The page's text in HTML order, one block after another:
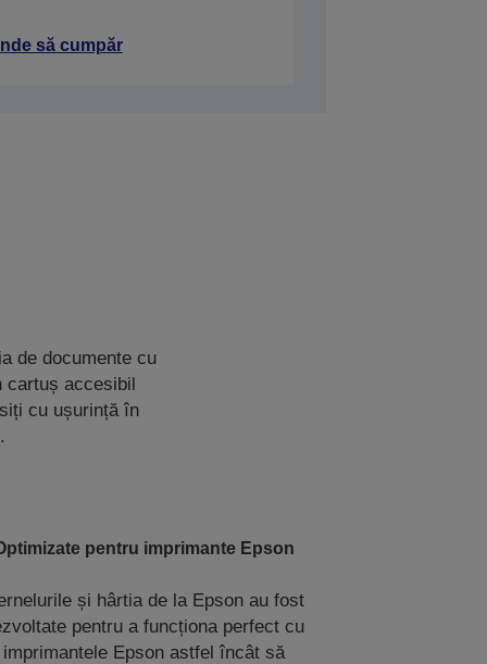
să cumpăr
de documente cu
cartuș accesibil
cu ușurință în
pentru imprimante Epson
și hârtia de la Epson au fost
pentru a funcționa perfect cu
imprimantele Epson astfel încât să